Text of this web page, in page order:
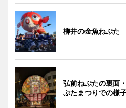
柳井の金魚ねぷた
弘前ねぷたの裏面
ぷたまつりでの様